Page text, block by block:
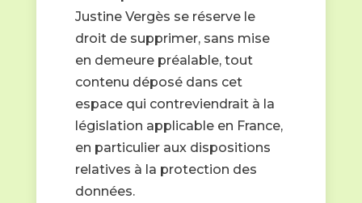
Justine Vergès se réserve le
droit de supprimer, sans mise
en demeure préalable, tout
contenu déposé dans cet
espace qui contreviendrait à la
législation applicable en France,
en particulier aux dispositions
relatives à la protection des
données.